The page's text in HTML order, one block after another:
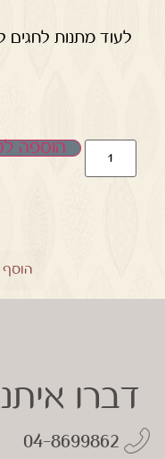
לעוד מתנות לחגים
הוספה
הוסף
דברו
04-8699862